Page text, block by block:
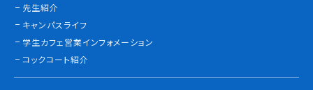
先生紹介
キャンパスライフ
学生カフェ営業インフォメーション
コックコート紹介